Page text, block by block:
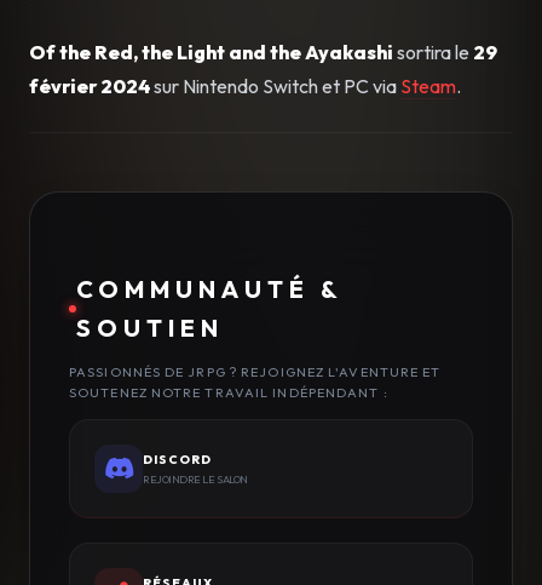
Of the Red, the Light and the Ayakashi sortira le 29
février 2024sur Nintendo Switch et PC via Steam.
COMMUNAUTÉ &
SOUTIEN
PASSIONNÉS DE JRPG ? REJOIGNEZ L'AVENTURE ET
SOUTENEZ NOTRE TRAVAIL INDÉPENDANT :
DISCORD
REJOINDRE LE SALON